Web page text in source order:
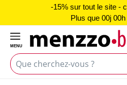
-15% sur tout le site -
Plus que 00j
MENU